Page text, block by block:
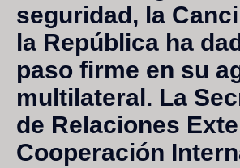
seguridad, la
la República ha
paso firme en su
multilateral. La
de Relaciones
Cooperación